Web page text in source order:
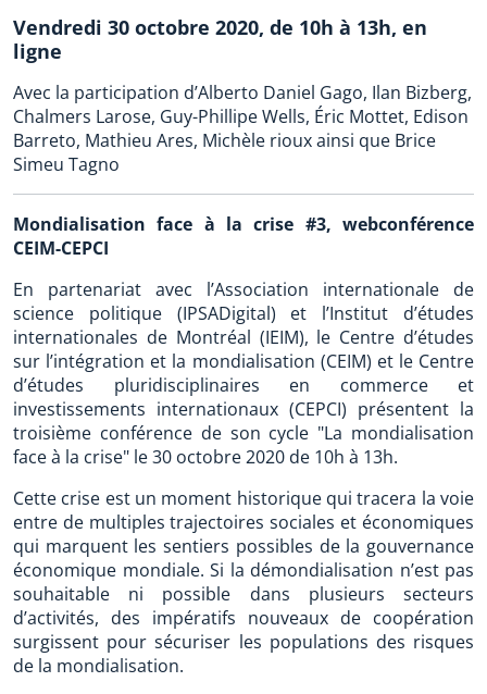
Vendredi 30 octobre 2020, de 10h à 13h, en
ligne
Avec la participation d’Alberto Daniel Gago, Ilan Bizberg,
Chalmers Larose, Guy-Phillipe Wells, Éric Mottet, Edison
Barreto, Mathieu Ares, Michèle rioux ainsi que Brice
Simeu Tagno
Mondialisation face à la crise #3, webconférence
CEIM-CEPCI
En partenariat avec l’Association internationale de
science politique (IPSADigital) et l’Institut d’études
internationales de Montréal (IEIM), le Centre d’études
sur l’intégration et la mondialisation (CEIM) et le Centre
d’études pluridisciplinaires en commerce et
investissements internationaux (CEPCI) présentent la
troisième conférence de son cycle "La mondialisation
face à la crise" le 30 octobre 2020 de 10h à 13h.
Cette crise est un moment historique qui tracera la voie
entre de multiples trajectoires sociales et économiques
qui marquent les sentiers possibles de la gouvernance
économique mondiale. Si la démondialisation n’est pas
souhaitable ni possible dans plusieurs secteurs
d’activités, des impératifs nouveaux de coopération
surgissent pour sécuriser les populations des risques
de la mondialisation.